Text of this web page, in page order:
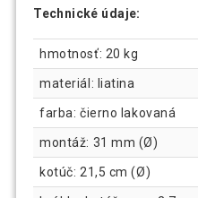
Technické údaje:
hmotnosť: 20 kg
materiál: liatina
farba: čierno lakovaná
montáž: 31 mm (Ø)
kotúč: 21,5 cm (Ø)